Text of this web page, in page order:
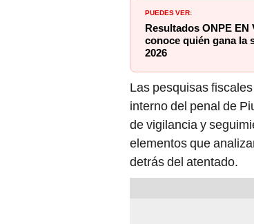
PUEDES VER:
Resultados ONPE
conoce quién gana la
2026
Las pesquisas
interno del penal de
de vigilancia y
elementos que
detrás del atentado.